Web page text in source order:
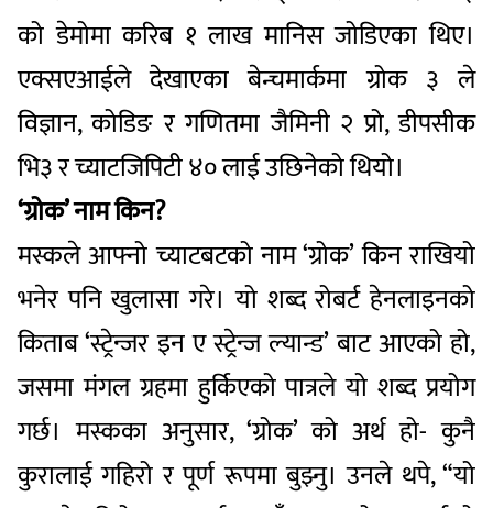
को डेमोमा करिब १ लाख मानिस जोडिएका थिए।
एक्सएआईले देखाएका बेन्चमार्कमा ग्रोक ३ ले
विज्ञान, कोडिङ र गणितमा जैमिनी २ प्रो, डीपसीक
भि३ र च्याटजिपिटी ४० लाई उछिनेको थियो।
‘ग्रोक’ नाम किन?
मस्कले आफ्नो च्याटबटको नाम ‘ग्रोक’ किन राखियो
भनेर पनि खुलासा गरे। यो शब्द रोबर्ट हेनलाइनको
किताब ‘स्ट्रेन्जर इन ए स्ट्रेन्ज ल्यान्ड’ बाट आएको हो,
जसमा मंगल ग्रहमा हुर्किएको पात्रले यो शब्द प्रयोग
गर्छ। मस्कका अनुसार, ‘ग्रोक’ को अर्थ हो- कुनै
कुरालाई गहिरो र पूर्ण रूपमा बुझ्नु। उनले थपे, “यो